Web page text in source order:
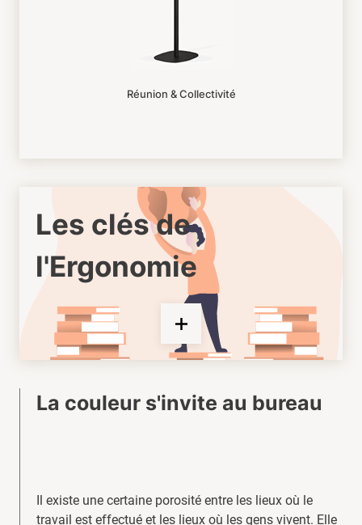
Réunion & Collectivité
Les clés de
l'Ergonomie
La couleur s'invite au bureau
Il existe une certaine porosité entre les lieux où le
travail est effectué et les lieux où les gens vivent. Elle